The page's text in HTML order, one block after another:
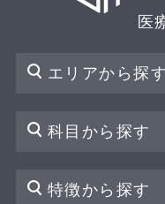
医
エリアから探す
科目から探す
特徴から探す